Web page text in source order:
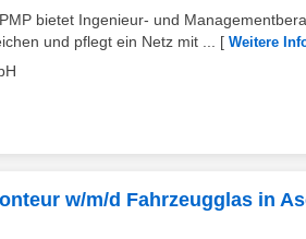
bietet Ingenieur- und
und pflegt ein Netz mit ...
[ Weitere
w/m/d Fahrzeugglas in